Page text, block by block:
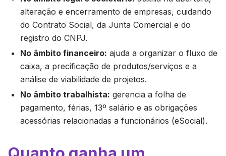
alteração e encerramento de empresas, cuidando
do Contrato Social, da Junta Comercial e do
registro do CNPJ.
No âmbito financeiro: ajuda a organizar o fluxo de
caixa, a precificação de produtos/serviços e a
análise de viabilidade de projetos.
No âmbito trabalhista: gerencia a folha de
pagamento, férias, 13º salário e as obrigações
acessórias relacionadas a funcionários (eSocial).